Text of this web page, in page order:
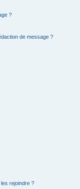
?
de message ?
rejoindre ?